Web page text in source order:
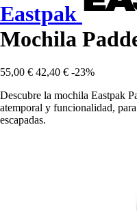
Eastpak
Mochila
55,00 € 42,40 € -23%
Descubre la mochila Eastpak
atemporal y funcionalidad,
escapadas.